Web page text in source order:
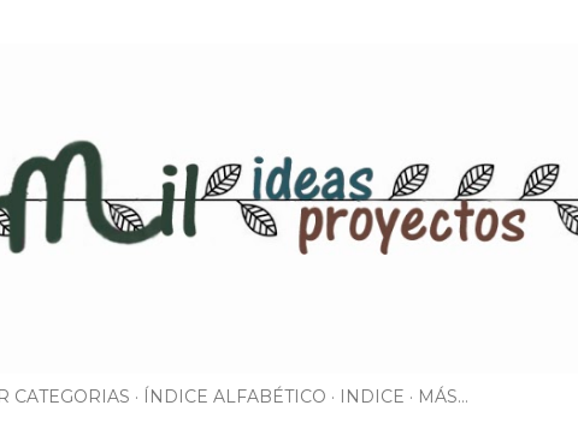
CATEGORIAS ÍNDICE ALFABÉTICO INDICE MÁS…